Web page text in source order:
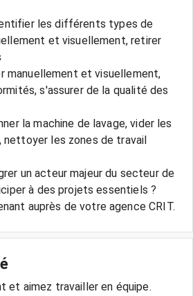
les différents types de
et visuellement, retirer
manuellement et visuellement,
s'assurer de la qualité des
la machine de lavage, vider les
les zones de travail
un acteur majeur du secteur de
à des projets essentiels ?
auprès de votre agence CRIT.
et aimez travailler en équipe.